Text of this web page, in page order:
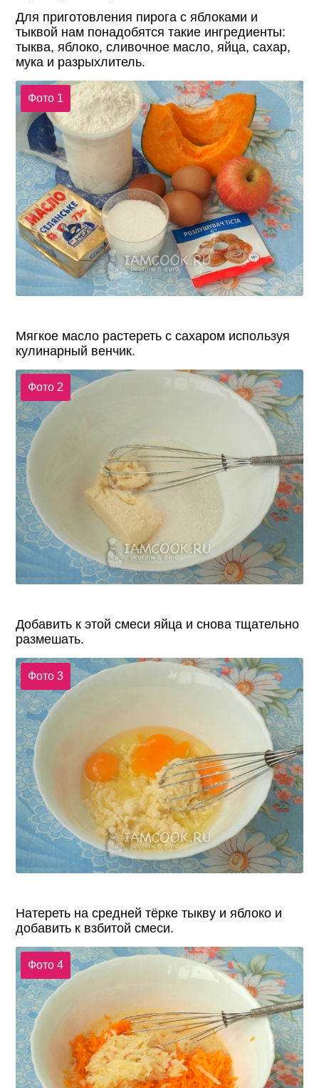
Для приготовления пирога с яблоками и
тыквой нам понадобятся такие ингредиенты:
тыква, яблоко, сливочное масло, яйца, сахар,
мука и разрыхлитель.
Фото 1
Мягкое масло растереть с сахаром используя
кулинарный венчик.
Фото 2
Добавить к этой смеси яйца и снова тщательно
размешать.
Фото 3
Натереть на средней тёрке тыкву и яблоко и
добавить к взбитой смеси.
Фото 4